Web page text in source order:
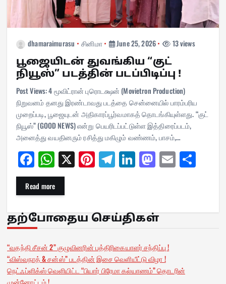
dhamaraimurasu சினிமா June 25, 2026 13 views
பூஜையிடன் துவங்கிய “குட்
நியூஸ்” படத்தின் படப்பிடிப்பு !
Post Views: 4 மூவிட்ரான் புரொடக்ஷன் (Movietron Production)
நிறுவனம் தனது இரண்டாவது படத்தை சென்னையில் பாரம்பரிய
முறைப்படி, பூஜையுடன் அதிகாரப்பூர்வமாகத் தொடங்கியுள்ளது. “குட்
நியூஸ்” (GOOD NEWS) என்று பெயரிடப்பட்டுள்ள இத்திரைப்படம்,
அனைத்து வயதினரும் ரசித்து மகிழும் வண்ணம், பாசம்,…
Fa
ce
bo
ok
W
ha
ts
A
pp
X Pi
nt
es
t
Te
le
a
m
Li
nk
In
M
as
do
n
E
m
Sh
Read more
தற்போதைய செய்திகள்
“வதந்தி சீசன் 2” குழுவினரின் பத்திரிகையாளர் சந்திப்பு !
“விஸ்வநாத் & சன்ஸ்” படத்தின் இசை வெளியீட்டு விழா !
நெட்ஃப்ளிக்ஸ் வெளியிட்ட “பியார் பிரேமா கல்யாணம்” தொடரின்
முன்னோட்டம் !